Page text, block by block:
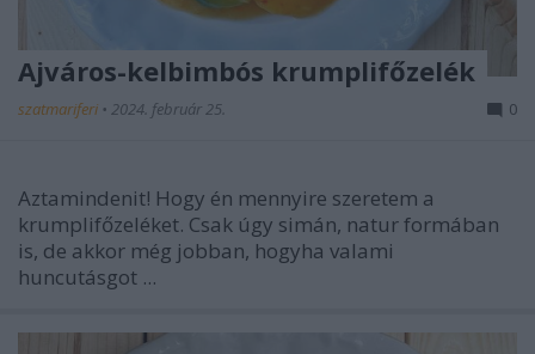
Ajváros-kelbimbós krumplifőzelék
szatmariferi • 2024. február 25. 0
Aztamindenit! Hogy én mennyire szeretem a
krumplifőzeléket. Csak úgy simán, natur formában
is, de akkor még jobban, hogyha valami
huncutásgot ...